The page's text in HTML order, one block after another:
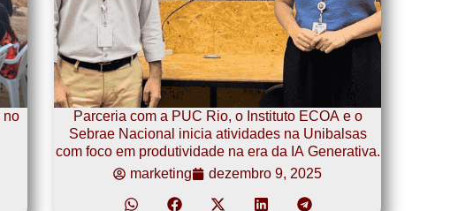
no
Parceria com a PUC Rio, o Instituto ECOA e o
Sebrae Nacional inicia atividades na Unibalsas
com foco em produtividade na era da IA Generativa.
marketing
dezembro 9, 2025